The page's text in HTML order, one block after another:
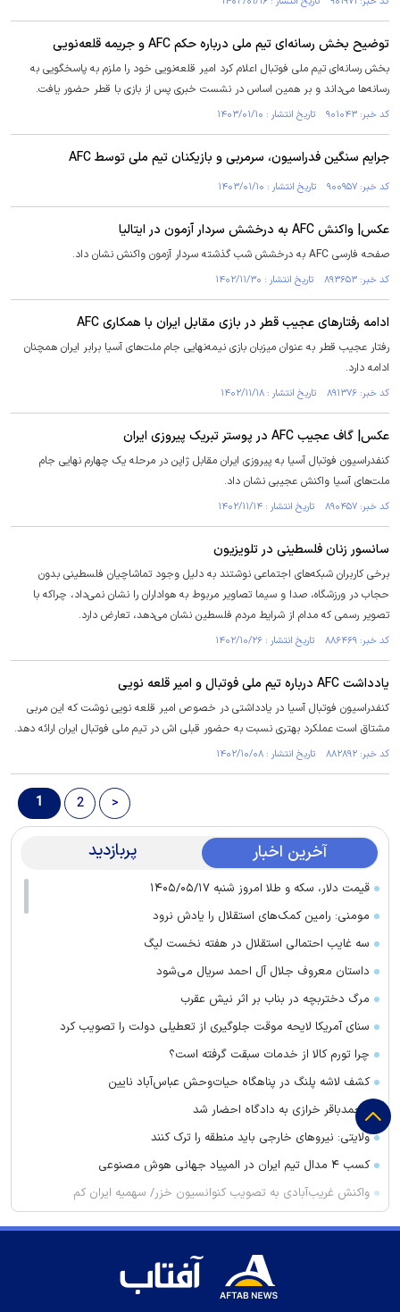
توضیح بخش رسانه‌ای تیم ملی درباره حکم AFC و جریمه قلعه‌نویی
بخش رسانه‌ای تیم ملی فوتبال اعلام کرد امیر قلعه‌نویی خود را ملزم به پاسخگویی به
رسانه‌ها می‌داند و بر همین اساس در نشست خبری پس از بازی با قطر حضور یافت.
کد خبر: ۹۰۱۰۴۳ تاریخ انتشار : ۱۴۰۳/۰۱/۱۰
جرایم سنگین فدراسیون، سرمربی و بازیکنان تیم ملی توسط AFC
کد خبر: ۹۰۰۹۵۷ تاریخ انتشار : ۱۴۰۳/۰۱/۱۰
عکس| واکنش AFC به درخشش سردار آزمون در ایتالیا
صفحه فارسی AFC به درخشش شب گذشته سردار آزمون واکنش نشان داد.
کد خبر: ۸۹۳۶۵۳ تاریخ انتشار : ۱۴۰۲/۱۱/۳۰
ادامه رفتار‌های عجیب قطر در بازی مقابل ایران با همکاری AFC
رفتار عجیب قطر به عنوان میزبان بازی نیمه‌نهایی جام ملت‌های آسیا برابر ایران همچنان
ادامه دارد.
کد خبر: ۸۹۱۳۷۶ تاریخ انتشار : ۱۴۰۲/۱۱/۱۸
عکس| گاف عجیب AFC در پوستر تبریک پیروزی ایران
کنفدراسیون فوتبال آسیا به پیروزی ایران مقابل ژاپن در مرحله یک چهارم نهایی جام
ملت‌های آسیا واکنش عجیبی نشان داد.
کد خبر: ۸۹۰۴۵۷ تاریخ انتشار : ۱۴۰۲/۱۱/۱۴
سانسور زنان فلسطینی در تلویزیون
برخی کاربران شبکه‌های اجتماعی نوشتند به دلیل وجود تماشاچیان فلسطینی بدون
حجاب در ورزشگاه، صدا و سیما تصاویر مربوط به هواداران را نشان نمی‌داد، چراکه با
تصویر رسمی که مدام از شرایط مردم فلسطین نشان می‌دهد، تعارض دارد.
کد خبر: ۸۸۶۴۶۹ تاریخ انتشار : ۱۴۰۲/۱۰/۲۶
یادداشت AFC درباره تیم ملی فوتبال و امیر قلعه نویی
کنفدراسیون فوتبال آسیا در یادداشتی در خصوص امیر قلعه نویی نوشت که این مربی
مشتاق است عملکرد بهتری نسبت به حضور قبلی اش در تیم ملی فوتبال ایران ارائه دهد.
کد خبر: ۸۸۲۸۹۲ تاریخ انتشار : ۱۴۰۲/۱۰/۰۸
1 2 >
آخرین اخبار پربازدید
قیمت دلار، سکه و طلا امروز شنبه ۱۴۰۵/۰۵/۱۷
مومنی: رامین کمک‌های استقلال را یادش نرود
سه غایب احتمالی استقلال در هفته نخست لیگ
داستان معروف جلال آل احمد سریال می‌شود
مرگ دختربچه در بناب بر اثر نیش عقرب
سنای آمریکا لایحه موقت جلوگیری از تعطیلی دولت را تصویب کرد
چرا تورم کالا از خدمات سبقت گرفته است؟
کشف لاشه پلنگ در پناهگاه حیات‌وحش عباس‌آباد نایین
محمدباقر خرازی به دادگاه احضار شد
ولایتی: نیرو‌های خارجی باید منطقه را ترک کنند
کسب ۴ مدال تیم ایران در المپیاد جهانی هوش مصنوعی
واکنش غریب‌آبادی به تصویب کنوانسیون خزر/ سهمیه ایران کم
می‌شود؟!
پلمب یک آبمیوه‌فروشی در تبریز